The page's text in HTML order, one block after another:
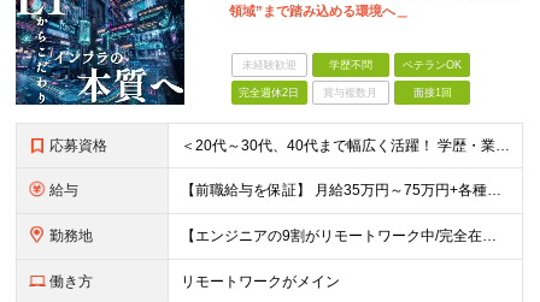
領域”まで踏み込める環境へ＿
未経験歓迎 学歴不問 ベテランOK
完全週休2日 賞与複数月 面接1回
応募資格 ＜20代～30代、40代まで幅広く活躍！ 学歴・業界・領域不問＞ インフラエンジニアとして下記いずれかの経験がある方 ■設計・構築の経験（サーバ、ネットワーク、クラウド、セキュリティ、データベース）
給与 【前職給与を保証】 月給35万円～75万円+各種手当+決算賞与 ★資格手当や資格取得報奨金、役職手当など待遇、福利厚生が充実！ ★1年で年収100万円以上アップした社員も在籍！ ※経験・スキルを考
勤務地 【エンジニアの9割がリモートワーク中/完全在宅ワークで働くメンバーも◎】 現在、エンジニアの約9割がリモートワークを実施。 そのうち約3割がフルリモートで勤務しており、地方在住のメンバーも活躍していま
働き方 リモートワークがメイン